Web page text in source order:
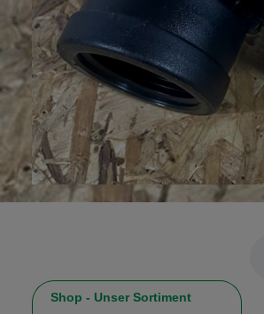
Shop - Unser Sortiment